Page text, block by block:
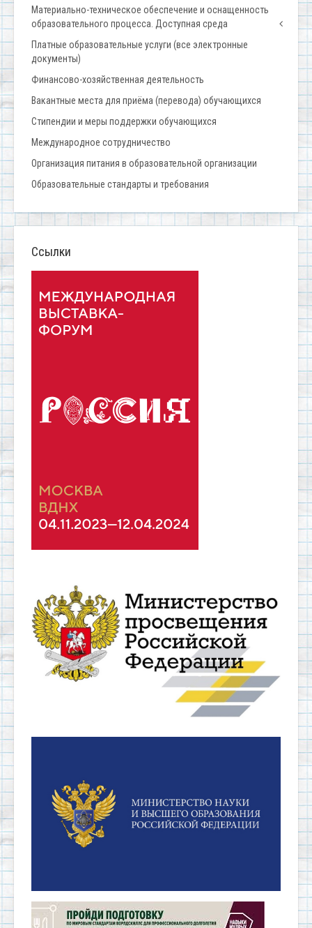
Материально-техническое обеспечение и оснащенность
образовательного процесса. Доступная среда
Платные образовательные услуги (все электронные
документы)
Финансово-хозяйственная деятельность
Вакантные места для приёма (перевода) обучающихся
Стипендии и меры поддержки обучающихся
Международное сотрудничество
Организация питания в образовательной организации
Образовательные стандарты и требования
Ссылки